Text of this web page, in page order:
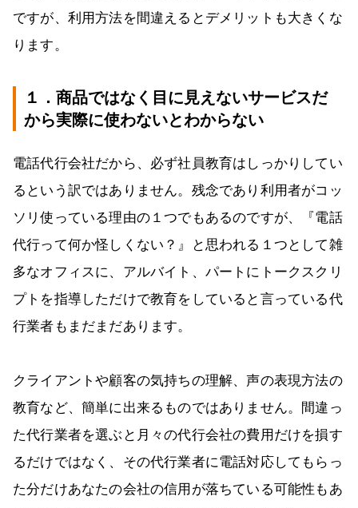
ですが、利用方法を間違えるとデメリットも大きくな
ります。
１．商品ではなく目に見えないサービスだ
から実際に使わないとわからない
電話代行会社だから、必ず社員教育はしっかりしてい
るという訳ではありません。残念であり利用者がコッ
ソリ使っている理由の１つでもあるのですが、『電話
代行って何か怪しくない？』と思われる１つとして雑
多なオフィスに、アルバイト、パートにトークスクリ
プトを指導しただけで教育をしていると言っている代
行業者もまだまだあります。
クライアントや顧客の気持ちの理解、声の表現方法の
教育など、簡単に出来るものではありません。間違っ
た代行業者を選ぶと月々の代行会社の費用だけを損す
るだけではなく、その代行業者に電話対応してもらっ
た分だけあなたの会社の信用が落ちている可能性もあ